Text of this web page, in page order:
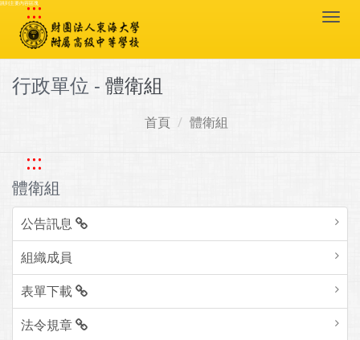
跳到主要內容區塊
:::
行政單位 - 體衛組
首頁 體衛組
:::
體衛組
公告訊息
組織成員
表單下載
法令規章